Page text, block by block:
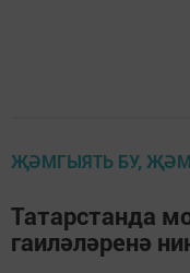
ҖӘМГЫЯТЬ БУ,
Татарстанда
гаиләләренә